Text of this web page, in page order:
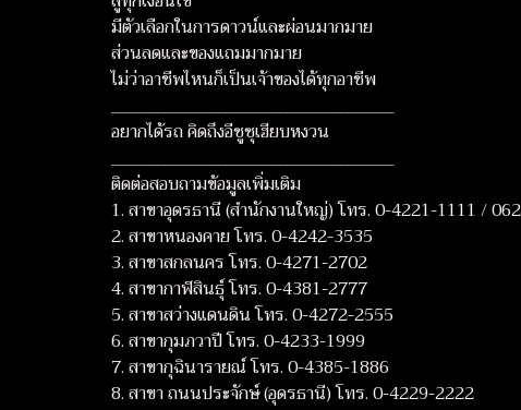
มีตัวเลือกในการดาวน์และผ่อนมากมาย
ส่วนลดและของแถมมากมาย
ไม่ว่าอาชีพไหนก็เป็นเจ้าของได้ทุกอาชีพ
_____________________________________
อยากได้รถ คิดถึงอีซูซุเฮียบหงวน
_____________________________________
ติดต่อสอบถามข้อมูลเพิ่มเติม
1. สาขาอุดรธานี (สำนักงานใหญ่) โทร. 0-4221-1111 /
2. สาขาหนองคาย โทร. 0-4242-3535
3. สาขาสกลนคร โทร. 0-4271-2702
4. สาขากาฬสินธุ์ โทร. 0-4381-2777
5. สาขาสว่างแดนดิน โทร. 0-4272-2555
6. สาขากุมภวาปี โทร. 0-4233-1999
7. สาขากุฉินารายณ์ โทร. 0-4385-1886
8. สาขา ถนนประจักษ์ (อุดรธานี) โทร. 0-4229-2222